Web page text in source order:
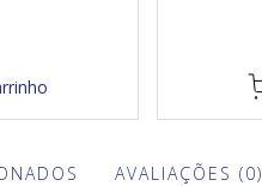
AVALIAÇÕES (0)